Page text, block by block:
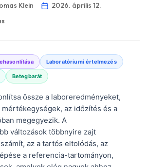
Klein
2026. április 12.
Laboratóriumi értelmezés
Betegbarát
össze a laboreredményeket,
mértékegységek, az időzítés és a
megegyezik. A
változások többnyire zajt
az a tartós eltolódás, az
a referencia-tartományon,